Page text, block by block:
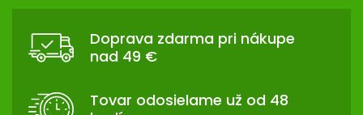
l
d
i
Doprava zdarma pri nákupe
nad 49 €
Tovar odosielame už od 48